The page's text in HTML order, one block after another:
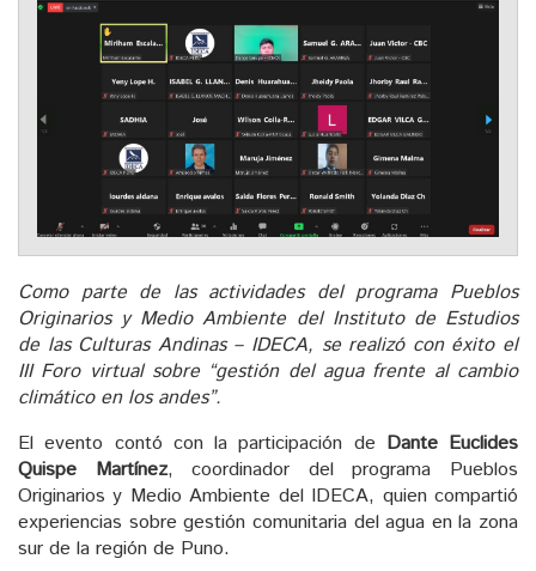
Como parte de las actividades del programa Pueblos
Originarios y Medio Ambiente del Instituto de Estudios
de las Culturas Andinas – IDECA, se realizó con éxito el
III Foro virtual sobre “gestión del agua frente al cambio
climático en los andes”.
El evento contó con la participación de Dante Euclides
Quispe Martínez, coordinador del programa Pueblos
Originarios y Medio Ambiente del IDECA, quien compartió
experiencias sobre gestión comunitaria del agua en la zona
sur de la región de Puno.